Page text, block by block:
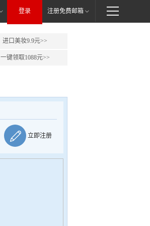
登录 注册免费邮箱
进口美妆9.9元>>
一键领取1088元>>
立即注册